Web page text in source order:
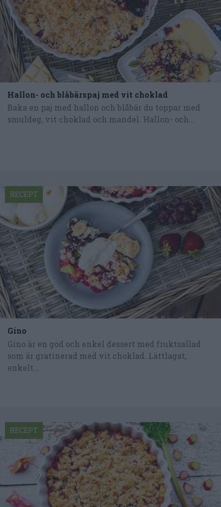
Hallon- och blåbärspaj med vit choklad
Baka en paj med hallon och blåbär du toppar med
smuldeg, vit choklad och mandel. Hallon- och...
Gino
Gino är en god och enkel dessert med fruktsallad
som är gratinerad med vit choklad. Lättlagat,
enkelt...
RECEPT
RECEPT